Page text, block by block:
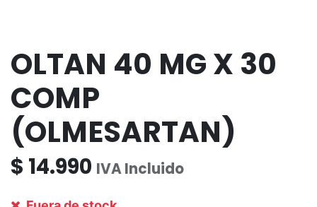
OLTAN 40 MG X 30
COMP
(OLMESARTAN)
$ 14.990 IVA Incluido